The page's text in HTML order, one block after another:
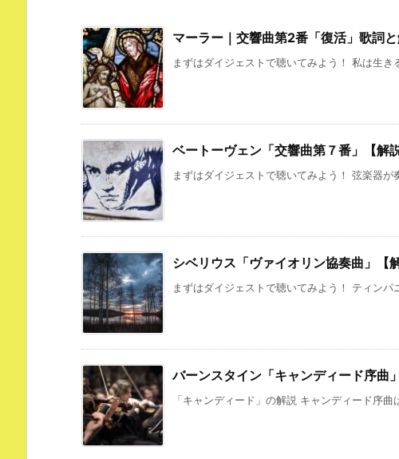
マーラー｜交響曲第2番「復活」歌詞
まずはダイジェストで聴いてみよう！ 私は生
ベートーヴェン「交響曲第７番」【解
まずはダイジェストで聴いてみよう！ 弦楽器
シベリウス「ヴァイオリン協奏曲」【
まずはダイジェストで聴いてみよう！ ティン
バーンスタイン「キャンディード序曲
「キャンディード」の解説 キャンディード序